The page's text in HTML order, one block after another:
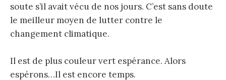
soute s’il avait vécu de nos jours. C’est sans doute
le meilleur moyen de lutter contre le
changement climatique.
Il est de plus couleur vert espérance. Alors
espérons…Il est encore temps.